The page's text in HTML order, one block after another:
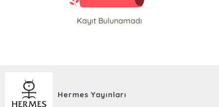
Kayıt Bulunamadı
Hermes Yayınları